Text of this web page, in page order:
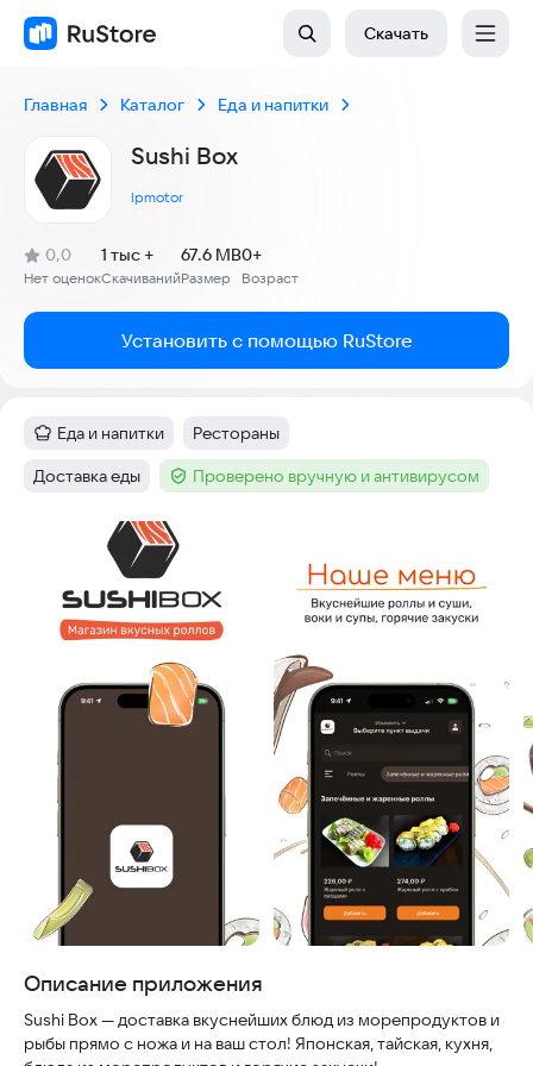
Скачать
Главная Каталог Еда и напитки
Sushi Box
lpmotor
Рейтинг:
0,0
(
Нет оценок
)
Скачиваний
1 тыс +
Размер
67.6 MB
Возраст
0+
Установить с помощью RuStore
Категория:
Еда и напитки Тег:
Рестораны
Тег:
Доставка еды Тег :Проверено вручную и антивирусом
Скриншоты
Описание приложения
Sushi Box — доставка вкуснейших блюд из морепродуктов и
рыбы прямо с ножа и на ваш стол! Японская, тайская, кухня,